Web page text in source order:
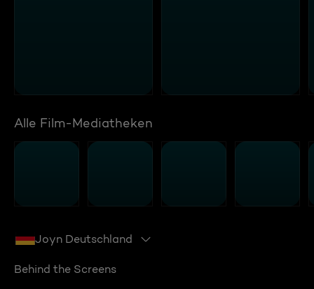
Alle Film-Mediatheken
Joyn Deutschland
Behind the Screens